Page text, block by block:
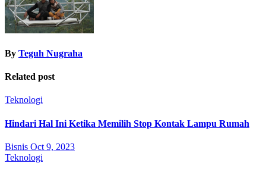
By Teguh Nugraha
Related post
Teknologi
Hindari Hal Ini Ketika Memilih Stop Kontak Lampu Rumah
Bisnis Oct 9, 2023
Teknologi